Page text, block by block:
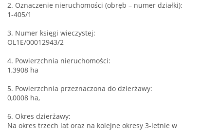
2. Oznaczenie nieruchomości (obręb – numer działki):
1-405/1
3. Numer księgi wieczystej:
OL1E/00012943/2
4. Powierzchnia nieruchomości:
1,3908 ha
5. Powierzchnia przeznaczona do dzierżawy:
0,0008 ha,
6. Okres dzierżawy:
Na okres trzech lat oraz na kolejne okresy 3-letnie w